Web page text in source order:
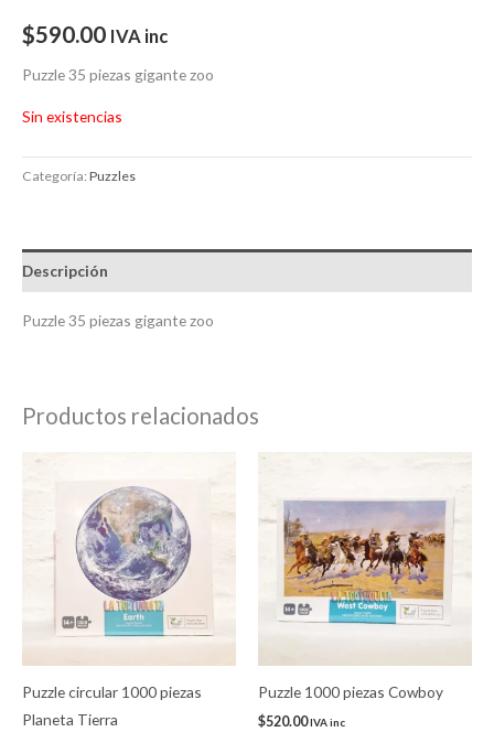
$590.00 IVA inc
Puzzle 35 piezas gigante zoo
Sin existencias
Categoría:Puzzles
Descripción
Puzzle 35 piezas gigante zoo
Productos relacionados
Puzzle circular 1000 piezas
Planeta Tierra
Puzzle 1000 piezas Cowboy
$520.00IVA inc